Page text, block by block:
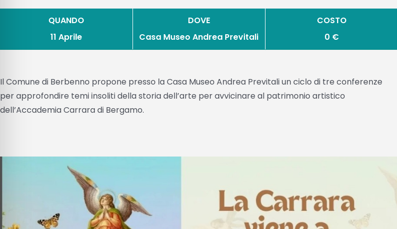
QUANDO
11 Aprile
DOVE
Casa Museo Andrea Previtali
COSTO
0 €
Il Comune di Berbenno propone presso la Casa Museo Andrea Previtali un ciclo di tre conferenze
per approfondire temi insoliti della storia dell’arte per avvicinare al patrimonio artistico
dell’Accademia Carrara di Bergamo.